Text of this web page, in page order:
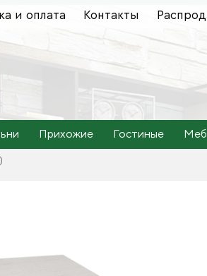
и оплата Контакты
Прихожие Гостиные